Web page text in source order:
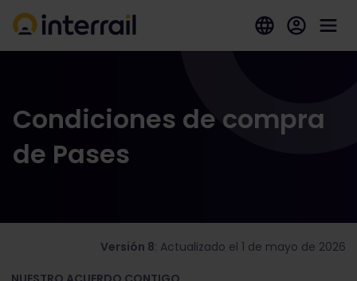
Condiciones de compra
de Pases
Versión 8: Actualizado el 1 de mayo de 2026